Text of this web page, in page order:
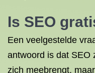
Is SEO
Een veelgestelde
antwoord is dat SEO
zich meebrengt,